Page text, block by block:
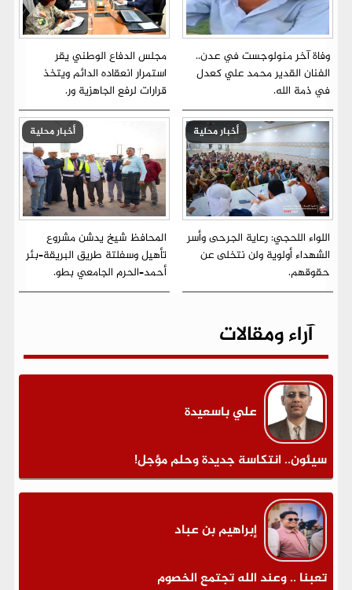
وفاة آخر منولوجست في عدن..
الفنان القدير محمد علي كعدل
في ذمة الله.
مجلس الدفاع الوطني يقر
استمرار انعقاده الدائم ويتخذ
قرارات لرفع الجاهزية ور.
أخبار محلية
اللواء اللحجي: رعاية الجرحى وأسر
الشهداء أولوية ولن نتخلى عن
حقوقهم.
أخبار محلية
المحافظ شيخ يدشن مشروع
تأهيل وسفلتة طريق البريقة–بئر
أحمد–الحرم الجامعي بطو.
آراء ومقالات
علي باسعيدة
سيئون.. انتكاسة جديدة وحلم مؤجل!
إبراهيم بن عباد
تعبنا .. وعند الله تجتمع الخصوم